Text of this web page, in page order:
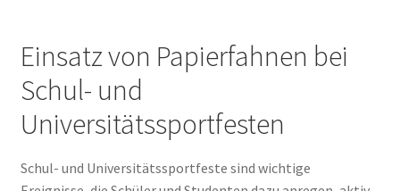
Einsatz von Papierfahnen bei
Schul- und
Universitätssportfesten
Schul- und Universitätssportfeste sind wichtige